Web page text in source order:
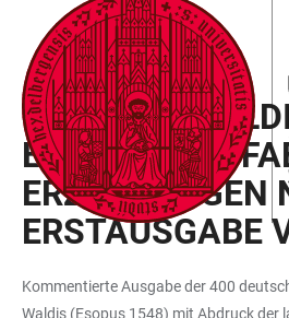
LINKS
ZUR
BARRIEREFREIHEIT
ZUM
HAUPTINHALT
HAUPTNAVIGATION
ÖFFNEN
WEBSEITENSUCHE
ÖFFNEN
BURKARD
ESOPUS. 400
ERZÄHLUNGEN
ERSTAUSGABE
Kommentierte Ausgabe der 400
Waldis (Esopus 1548) mit Abdruck der